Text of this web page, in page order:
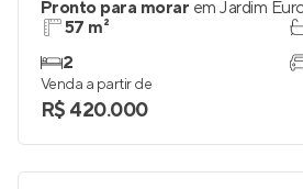
Pronto para morar em Jardim
57 m²
2
Venda a partir de
R$ 420.000